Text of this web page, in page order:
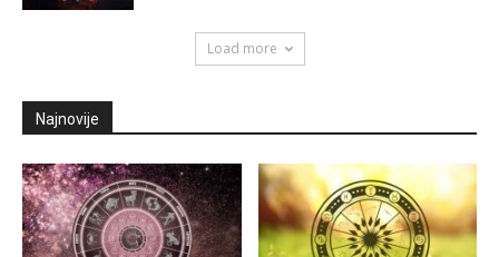
Load more
Najnovije